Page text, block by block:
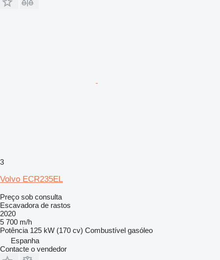
3
Volvo ECR235EL
Preço sob consulta
Escavadora de rastos
2020
5 700 m/h
Potência 125 kW (170 cv) Combustível gasóleo
Espanha
Contacte o vendedor